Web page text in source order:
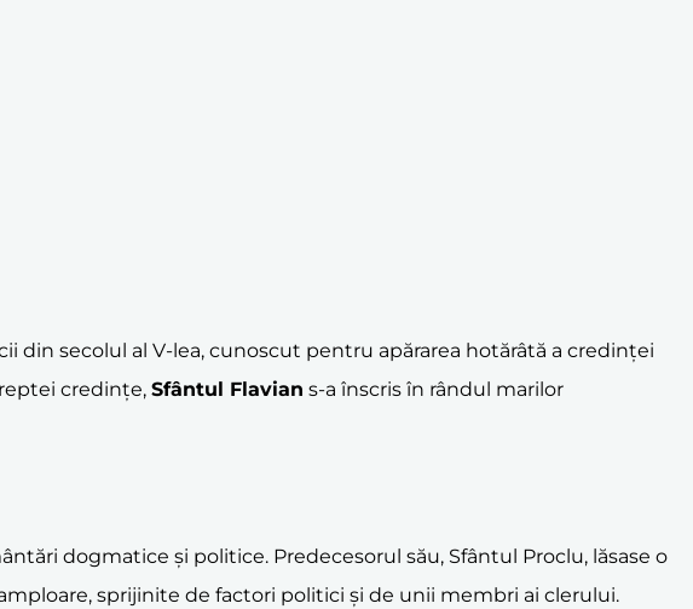
din secolul al V-lea, cunoscut pentru apărarea hotărâtă a credinței
credințe, Sfântul Flavian s-a înscris în rândul marilor
dogmatice și politice. Predecesorul său, Sfântul Proclu, lăsase o
sprijinite de factori politici și de unii membri ai clerului.